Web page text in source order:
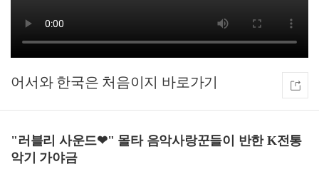
어서와 한국은 처음이지
"러블리 사운드❤" 몰타 음악사랑꾼들이 반한 K전통
악기 가야금